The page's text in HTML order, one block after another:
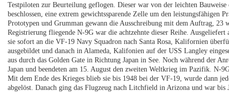
Testpiloten zur Beurteilung geflogen. Dieser war von der leichten
beschlossen, eine extrem gewichtssparende Zelle um den
Prototypen und Grumman gewann die Ausschreibung mit dem Auftrag, 23
Registrierung fliegende N-9G war die achtzehnte dieser Reihe.
sie sofort an die VF-19 Navy Squadron nach Santa Rosa, Kalifornien
ausgebildet und danach in Alameda, Kalifonien auf der USS Langley
aus durch das Golden Gate in Richtung Japan in See. Noch während der
Japan und beendeten am 15. August den zweiten Weltkrieg im Pazifik. N-
Mit dem Ende des Krieges blieb sie bis 1948 bei der VF-19, wurde dann
abgelöst. Danach ging das Flugzeug nach Litchfield in Arizona und war bis